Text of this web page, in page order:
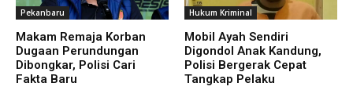
Pekanbaru
Makam Remaja Korban
Dugaan Perundungan
Dibongkar, Polisi Cari
Fakta Baru
Hukum Kriminal
Mobil Ayah Sendiri
Digondol Anak Kandung,
Polisi Bergerak Cepat
Tangkap Pelaku